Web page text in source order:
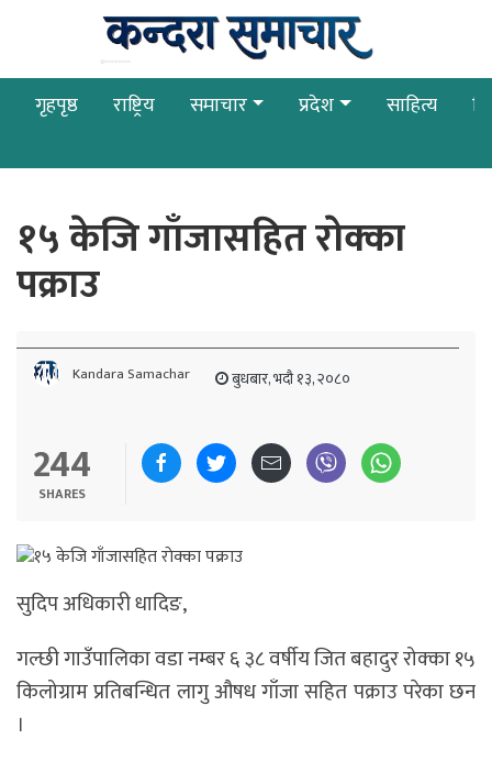
गृहपृष्ठ राष्ट्रिय समाचार प्रदेश साहित्य
१५ केजि गाँजासहित राेक्का
पक्राउ
Kandara Samachar बुधबार, भदौ १३, २०८०
244
SHARES
सुदिप अधिकारी धादिङ,
गल्छी गाउँपालिका वडा नम्बर ६ ३८ वर्षीय जित बहादुर रोक्का १५
किलोग्राम प्रतिबन्धित लागु औषध गाँजा सहित पक्राउ परेका छन
।